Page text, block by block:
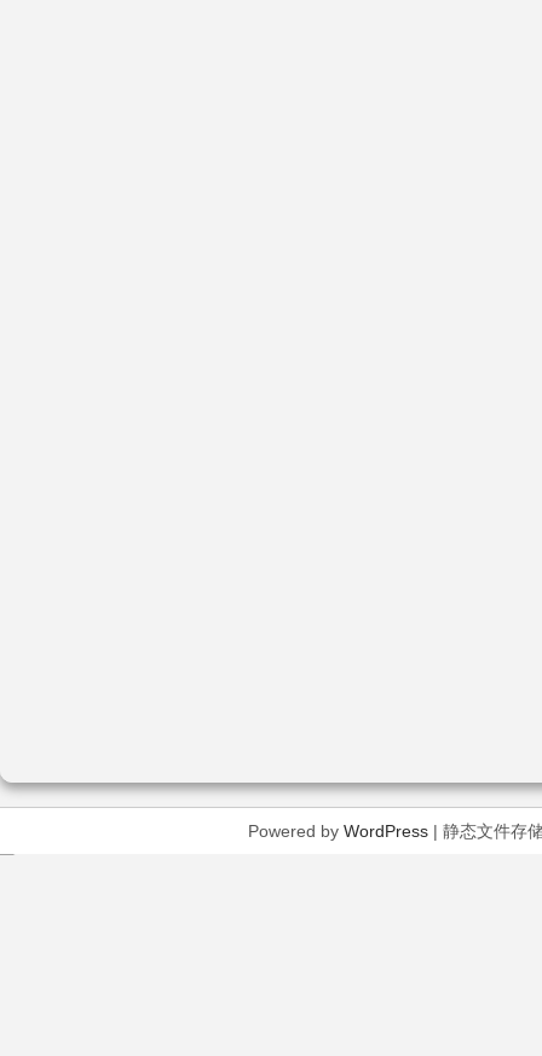
Powered by WordPress| 静态文件存